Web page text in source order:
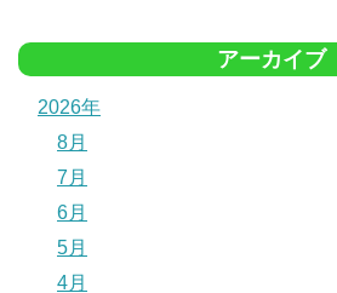
アーカイブ
2026年
8月
7月
6月
5月
4月